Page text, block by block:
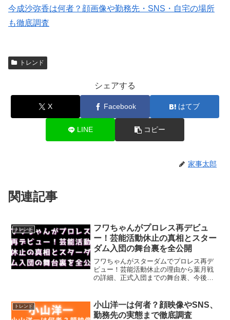
今成沙弥香は何者？顔画像や勤務先・SNS・自宅の場所
も徹底調査
トレンド
シェアする
X Facebook はてブ
LINE コピー
家事太郎
関連記事
トレンド
フワちゃんがプロレス再デビュ
ー！芸能活動休止の真相とスター
ダム入団の舞台裏を全公開
フワちゃんがスターダムでプロレス再デ
ビュー！芸能活動休止の理由から葉月戦
の詳細、正式入団までの舞台裏、今後の
トレンド
小山洋一は何者？顔映像やSNS、
勤務先の実態まで徹底調査